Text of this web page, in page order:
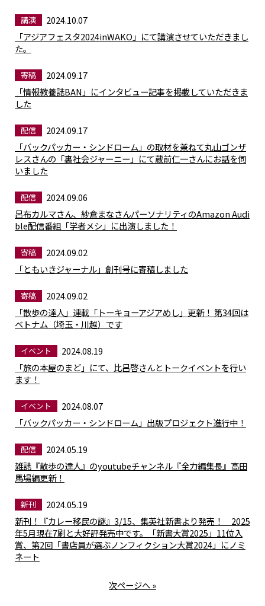
講演
2024.10.07
「アジアフェスタ2024inWAKO」にて講演させていただきまし
た。
寄稿
2024.09.17
「情報教養誌BAN」にインタビュー記事を掲載していただきま
した
配信
2024.09.17
「バックパッカー・シンドローム」の取材を兼ねて丸山ゴンザ
レスさんの「裏社会ジャーニー」にて蔵前仁一さんにお話を伺
いました
配信
2024.09.06
呂布カルマさん、紗倉まなさんパーソナリティのAmazon Audi
ble配信番組「学者メシ」に出演しました！
寄稿
2024.09.02
「ともいきジャーナル」創刊号に寄稿しました
寄稿
2024.09.02
「散歩の達人」連載「トーキョーアジアめし」更新！ 第34回は
ベトナム（埼玉・川越）です
イベント
2024.08.19
「旅の本屋のまど」にて、比呂啓さんとトークイベントを行い
ます！
イベント
2024.08.07
「バックパッカー・シンドローム」出版プロジェクト進行中！
配信
2024.05.19
雑誌『散歩の達人』のyoutubeチャンネル『全力編集長』高田
馬場編更新！
新刊
2024.05.19
新刊！『カレー移民の謎』3/15、集英社新書より発売！ 2025
年5月現在7刷と大好評発売中です。「新書大賞2025」11位入
賞、第2回「書店員が選ぶノンフィクション大賞2024」にノミ
ネート
次ページへ »